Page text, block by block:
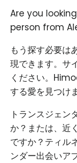
Are you
person from
もう探す必要は
現できます。サ
ください。
する愛を見つけ
トランスジェン
か？または、近
ですか？ティル
ンダー出会いア